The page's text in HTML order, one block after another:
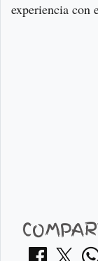
experiencia con